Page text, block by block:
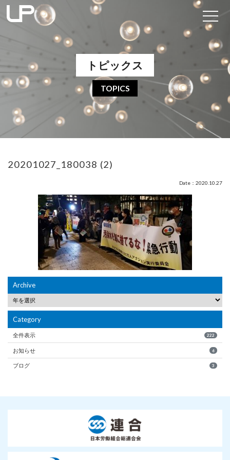
トピックス
TOPICS
20201027_180038 (2)
Date：2020.10.27
Archive
Category
全件表示 222
お知らせ 6
ブログ 3